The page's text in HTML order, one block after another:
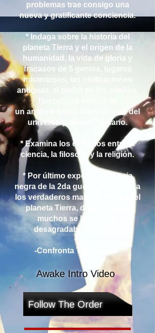
problemas trae consigo una
nueva y gratificante conciencia.
* Indaga sobre la historia del
planeta Tierra y el origen de la
humanidad, la vida de gloria y
fracasos de 5 genios, lugares
misteriosos, las civilizaciones
antiguas, el poder de los sueños.
También se enfoca en
un análisis sobre los misterios del
universo y del ser humano.
* Examina los espacios entre
la
ciencia, la filosofía y la religión.
* Por último expone la historia
negra de la 2da guerra Mundial y a
los verdaderos manipuladores del
planeta Tierra, donde quizás
muchos se lleven una
desagradable sorpresa.
-Confronta Tus Miedos-
Awake Intro Video
Follow The Order